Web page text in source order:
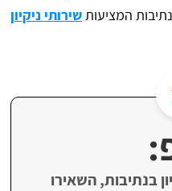
המציעותשירותי ניקיון
בנתיבות, השאירו